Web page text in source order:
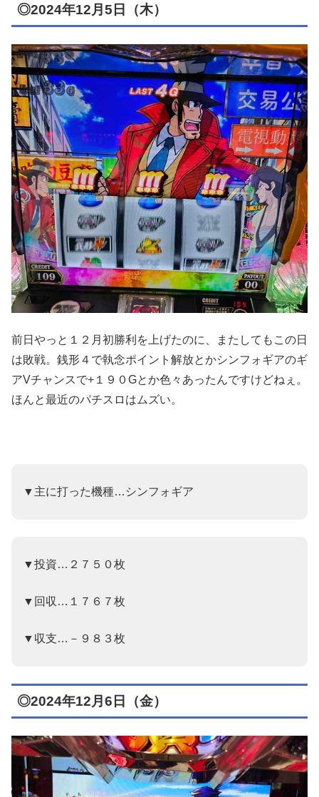
◎2024年12月5日（木）
前日やっと１２月初勝利を上げたのに、またしてもこの日
は敗戦。銭形４で執念ポイント解放とかシンフォギアのギ
アVチャンスで+１９０Gとか色々あったんですけどねぇ。
ほんと最近のパチスロはムズい。
▼主に打った機種…シンフォギア
▼投資…２７５０枚
▼回収…１７６７枚
▼収支…－９８３枚
◎2024年12月6日（金）